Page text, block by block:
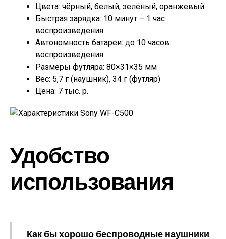
Цвета: чёрный, белый, зелёный, оранжевый
Быстрая зарядка: 10 минут – 1 час
воспроизведения
Автономность батареи: до 10 часов
воспроизведения
Размеры футляра: 80×31×35 мм
Вес: 5,7 г (наушник), 34 г (футляр)
Цена: 7 тыс. р.
Удобство
использования
Как бы хорошо беспроводные наушники